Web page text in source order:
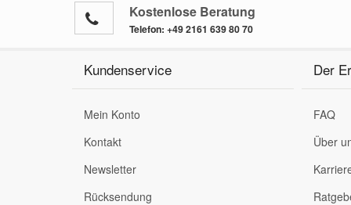
Kostenlose Beratung
Telefon: +49 2161 639 80 70
Kundenservice
Mein Konto
Kontakt
Newsletter
Rücksendung
Der
FAQ
Über